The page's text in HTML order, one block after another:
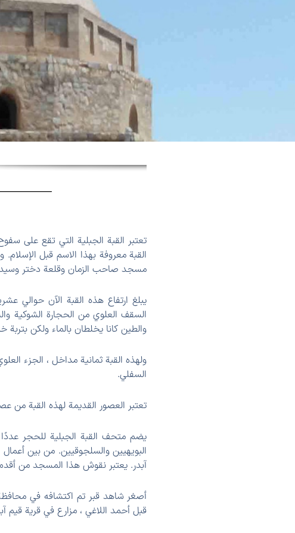
تعتبر القبة الجبلية التي تقع على
القبة معروفة بهذا الاسم قبل
مسجد صاحب الزمان وقلعة دختر
يبلغ ارتفاع هذه القبة الآن حوالي
السقف العلوي من الحجارة الشوكية
والطين كانا يخلطان بالماء ولكن
ولهذه القبة ثمانية مداخل ، الجزء
السفلي.
تعتبر العصور القديمة لهذه القبة
يضم متحف القبة الجبلية للحجر عددًا
البويهیین والسلجوقیین. من بين
آبدر. يعتبر نقوش هذا المسجد من
قبل أحمد اللاغي ، مزارع في قرية قيم